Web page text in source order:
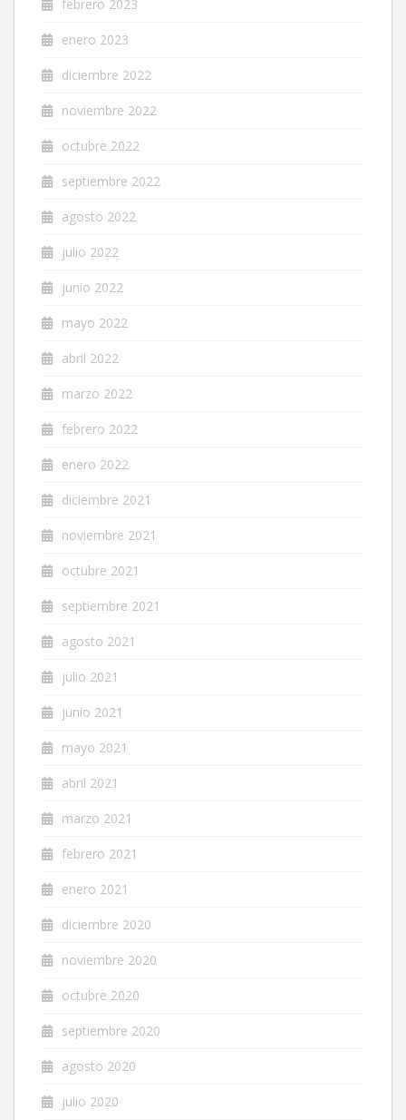
febrero 2023
enero 2023
diciembre 2022
noviembre 2022
octubre 2022
septiembre 2022
agosto 2022
julio 2022
junio 2022
mayo 2022
abril 2022
marzo 2022
febrero 2022
enero 2022
diciembre 2021
noviembre 2021
octubre 2021
septiembre 2021
agosto 2021
julio 2021
junio 2021
mayo 2021
abril 2021
marzo 2021
febrero 2021
enero 2021
diciembre 2020
noviembre 2020
octubre 2020
septiembre 2020
agosto 2020
julio 2020